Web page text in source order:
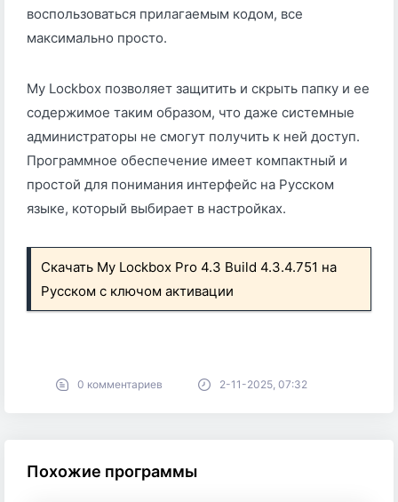
воспользоваться прилагаемым кодом, все
максимально просто.
My Lockbox позволяет защитить и скрыть папку и ее
содержимое таким образом, что даже системные
администраторы не смогут получить к ней доступ.
Программное обеспечение имеет компактный и
простой для понимания интерфейс на Русском
языке, который выбирает в настройках.
Скачать My Lockbox Pro 4.3 Build 4.3.4.751 на
Русском с ключом активации
0 комментариев 2-11-2025, 07:32
Похожие программы